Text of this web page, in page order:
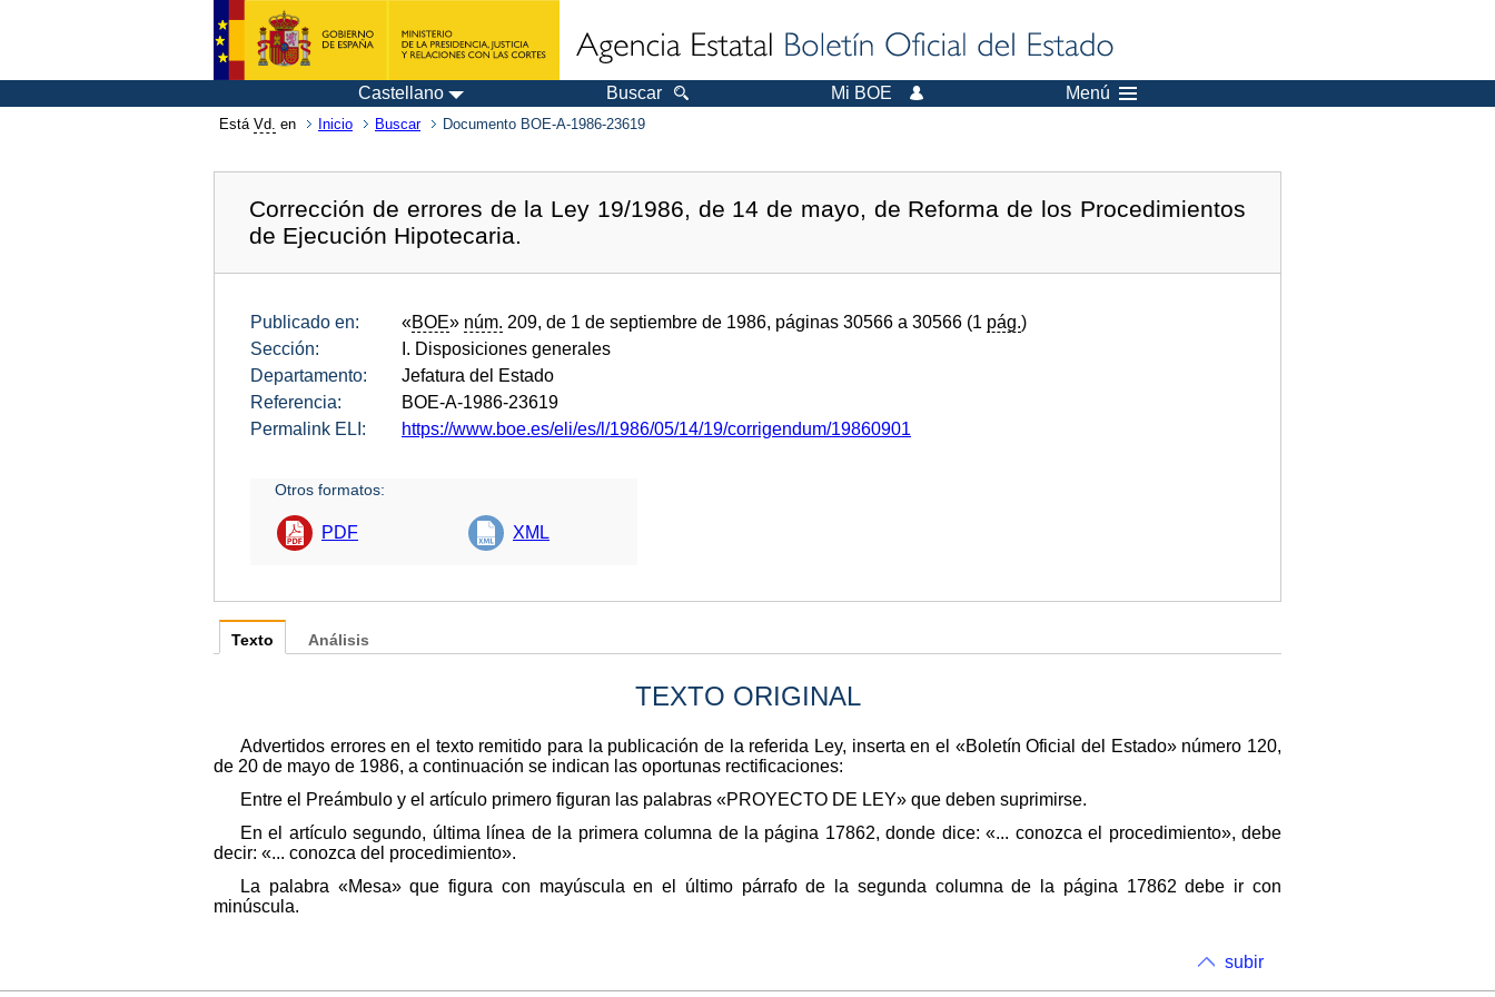
Castellano Buscar Mi BOE Menú
Está Vd. en Inicio Buscar Documento BOE-A-1986-23619
Corrección de errores de la Ley 19/1986, de 14 de mayo, de Reforma de los Procedimientos
de Ejecución Hipotecaria.
Publicado en: «BOE» núm. 209, de 1 de septiembre de 1986, páginas 30566 a 30566 (1 pág.)
Sección:
I. Disposiciones generales
Departamento:
Jefatura del Estado
Referencia:
BOE-A-1986-23619
Permalink ELI:
https://www.boe.es/eli/es/l/1986/05/14/19/corrigendum/19860901
Otros formatos:
PDF XML
Texto
TEXTO ORIGINAL
Advertidos errores en el texto remitido para la publicación de la referida Ley, inserta en el «Boletín Oficial del Estado» número 120,
de 20 de mayo de 1986, a continuación se indican las oportunas rectificaciones:
Entre el Preámbulo y el artículo primero figuran las palabras «PROYECTO DE LEY» que deben suprimirse.
En el artículo segundo, última línea de la primera columna de la página 17862, donde dice: «... conozca el procedimiento», debe
decir: «... conozca del procedimiento».
La palabra «Mesa» que figura con mayúscula en el último párrafo de la segunda columna de la página 17862 debe ir con
minúscula.
Análisis
subir